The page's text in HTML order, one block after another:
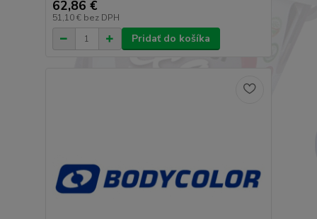
62,86 €
51,10 € bez DPH
Pridať do košíka